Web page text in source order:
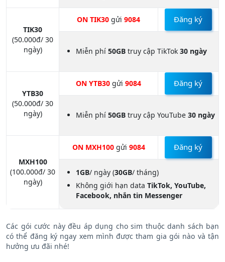
TIK30
(50.000đ/ 30
ngày)
ON TIK30 gửi 9084 Đăng ký
Miễn phí 50GB truy cập TikTok 30 ngày
YTB30
(50.000đ/ 30
ngày)
ON YTB30 gửi 9084 Đăng ký
Miễn phí 50GB truy cập YouTube 30 ngày
MXH100
(100.000đ/ 30
ngày)
ON MXH100gửi 9084 Đăng ký
1GB/ ngày (30GB/ tháng)
Không giới hạn data TikTok, YouTube,
Facebook, nhắn tin Messenger
Các gói cước này đều áp dụng cho sim thuộc danh sách bạn
có thể đăng ký ngay xem mình được tham gia gói nào và tận
hưởng ưu đãi nhé!